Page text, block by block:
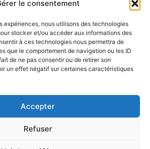
le consentement
expériences, nous utilisons des technologies
stocker et/ou accéder aux informations des
à ces technologies nous permettra de
que le comportement de navigation ou les ID
de ne pas consentir ou de retirer son
un effet négatif sur certaines caractéristiques
Accepter
Refuser
Tous droits réservés
Legales
propulsé par